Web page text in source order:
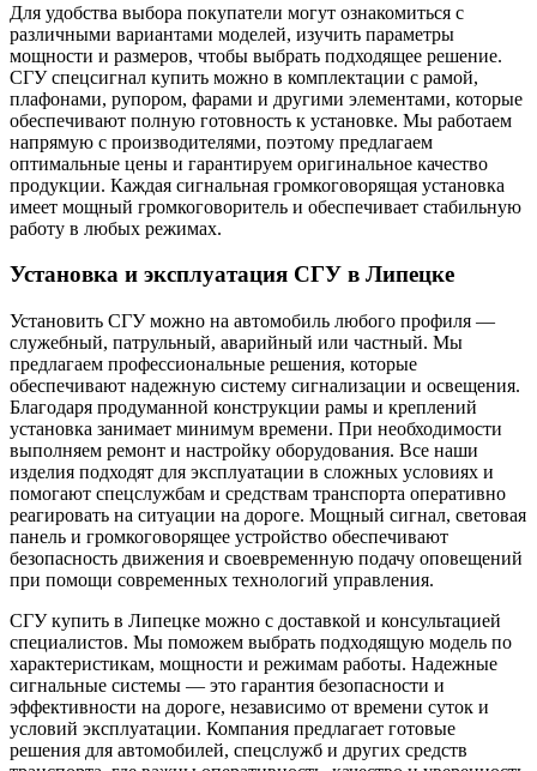
Для удобства выбора покупатели могут ознакомиться с
различными вариантами моделей, изучить параметры
мощности и размеров, чтобы выбрать подходящее решение.
СГУ спецсигнал купить можно в комплектации с рамой,
плафонами, рупором, фарами и другими элементами, которые
обеспечивают полную готовность к установке. Мы работаем
напрямую с производителями, поэтому предлагаем
оптимальные цены и гарантируем оригинальное качество
продукции. Каждая сигнальная громкоговорящая установка
имеет мощный громкоговоритель и обеспечивает стабильную
работу в любых режимах.
Установка и эксплуатация СГУ в Липецке
Установить СГУ можно на автомобиль любого профиля —
служебный, патрульный, аварийный или частный. Мы
предлагаем профессиональные решения, которые
обеспечивают надежную систему сигнализации и освещения.
Благодаря продуманной конструкции рамы и креплений
установка занимает минимум времени. При необходимости
выполняем ремонт и настройку оборудования. Все наши
изделия подходят для эксплуатации в сложных условиях и
помогают спецслужбам и средствам транспорта оперативно
реагировать на ситуации на дороге. Мощный сигнал, световая
панель и громкоговорящее устройство обеспечивают
безопасность движения и своевременную подачу оповещений
при помощи современных технологий управления.
СГУ купить в Липецке можно с доставкой и консультацией
специалистов. Мы поможем выбрать подходящую модель по
характеристикам, мощности и режимам работы. Надежные
сигнальные системы — это гарантия безопасности и
эффективности на дороге, независимо от времени суток и
условий эксплуатации. Компания предлагает готовые
решения для автомобилей, спецслужб и других средств